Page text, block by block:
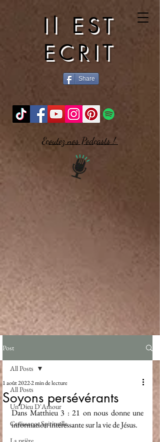
Il EST
ECRIT
Share
Ecoutez nos Podcasts !
Post
All Posts
Un Dieu D'Amour
Croissance Spirituelle
All Posts
Soyons persévérants
1 août 20222 min de lecture
Dans Matthieu 3 : 21 on nous donne une
information intéressante sur la vie de Jésus.